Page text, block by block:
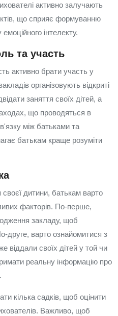
активно залучають
що сприяє формуванню
інтелекту.
та участь
активно брати участь у
організовують відкриті
заняття своїх дітей, а
що проводяться в
між батьками та
батькам краще розуміти
дитини, батькам варто
факторів. По-перше,
закладу, щоб
друге, варто ознайомитися з
віддали своїх дітей у той чи
реальну інформацію про
кілька садків, щоб оцінити
Важливо, щоб